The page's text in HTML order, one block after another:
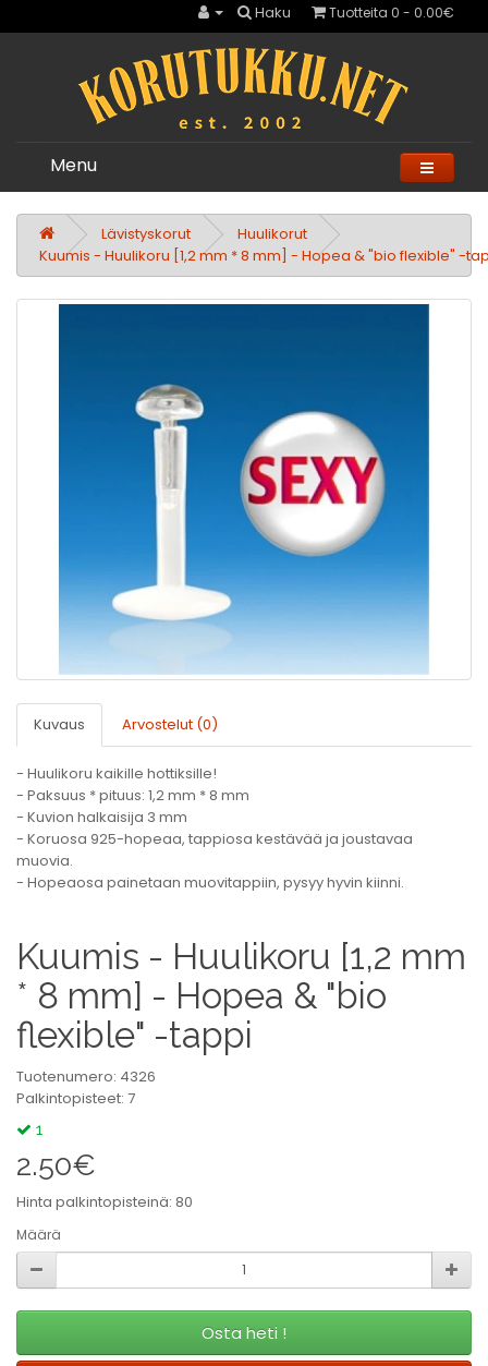
Haku Tuotteita 0 - 0.00€
Menu
Lävistyskorut
Huulikorut
Kuumis - Huulikoru [1,2 mm * 8 mm] - Hopea & "bio flexible" -
Kuvaus Arvostelut (0)
- Huulikoru kaikille hottiksille!
- Paksuus * pituus: 1,2 mm * 8 mm
- Kuvion halkaisija 3 mm
- Koruosa 925-hopeaa, tappiosa kestävää ja joustavaa
muovia.
- Hopeaosa painetaan muovitappiin, pysyy hyvin kiinni.
Kuumis - Huulikoru [1,2 mm
* 8 mm] - Hopea & "bio
flexible" -tappi
Tuotenumero: 4326
Palkintopisteet: 7
1
2.50€
Hinta palkintopisteinä: 80
Määrä
Osta heti !